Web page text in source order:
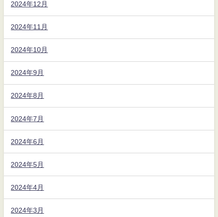
2024年12月
2024年11月
2024年10月
2024年9月
2024年8月
2024年7月
2024年6月
2024年5月
2024年4月
2024年3月